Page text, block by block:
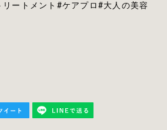
ートメント#ケアプロ#大人の美容